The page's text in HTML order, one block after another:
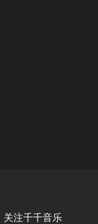
关注千千音乐